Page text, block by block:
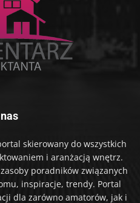
skierowany do wszystkich
i aranżacją wnętrz.
poradników związanych
inspiracje, trendy. Portal
dla zarówno amatorów, jak i